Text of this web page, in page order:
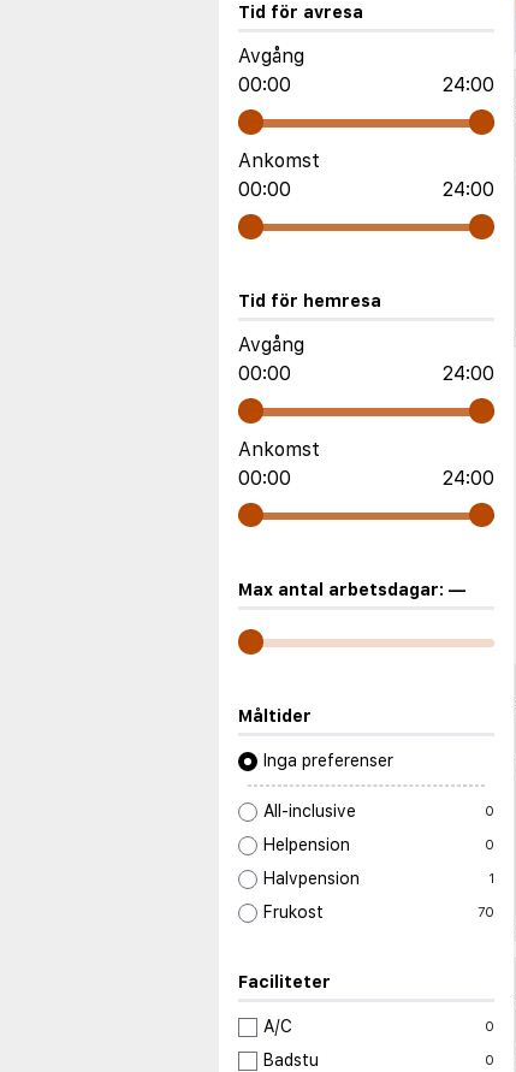
Tid för avresa
Avgång
00:00
24:00
Ankomst
00:00
24:00
Tid för hemresa
Avgång
00:00
24:00
Ankomst
00:00
24:00
Max antal arbetsdagar: —
Måltider
Inga preferenser
All-inclusive 0
Helpension 0
Halvpension 1
Frukost 70
Faciliteter
A/C 0
Badstu 0